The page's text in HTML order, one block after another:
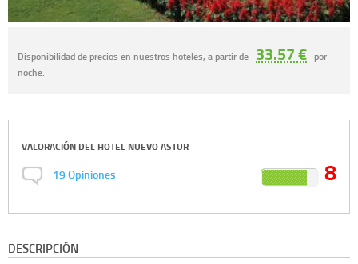
Disponibilidad de precios en nuestros hoteles, a partir de 33.57 € por
noche.
VALORACIÓN DEL HOTEL NUEVO ASTUR
19Opiniones 8
DESCRIPCIÓN